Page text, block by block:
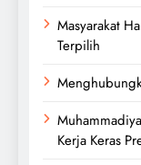
Masyarakat
Terpilih
Kerja Keras